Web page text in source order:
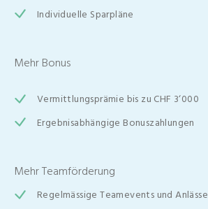
Individuelle Sparpläne
Mehr Bonus
Vermittlungsprämie bis zu CHF 3‘000
Ergebnisabhängige Bonuszahlungen
Mehr Teamförderung
Regelmässige Teamevents und Anlässe